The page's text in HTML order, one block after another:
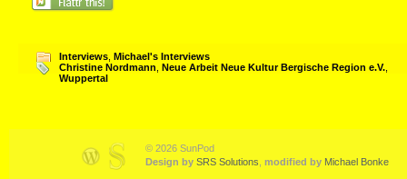
Interviews Michael's Interviews
Christine Nordmann Neue Arbeit Neue Kultur Bergische Region e.V.
Wuppertal
© 2026 SunPod
Design by SRS Solutions modified by Michael Bonke